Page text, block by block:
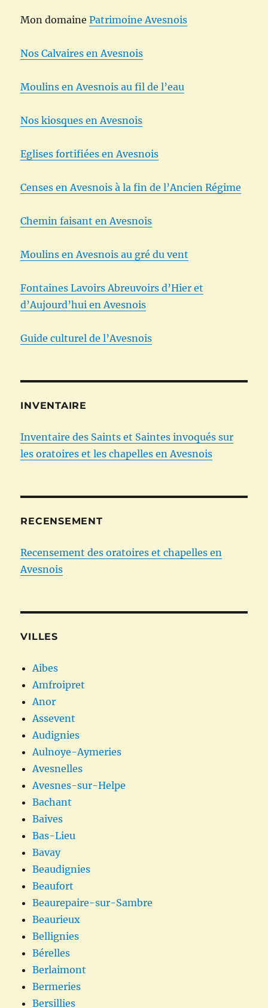
Mon domainePatrimoine Avesnois
Nos Calvaires en Avesnois
Moulins en Avesnois au fil de l’eau
Nos kiosques en Avesnois
Eglises fortifiées en Avesnois
Censes en Avesnois à la fin de l’Ancien Régime
Chemin faisant en Avesnois
Moulins en Avesnois au gré du vent
Fontaines Lavoirs Abreuvoirs d’Hier et
d’Aujourd’hui en Avesnois
Guide culturel de l’Avesnois
INVENTAIRE
Inventaire des Saints et Saintes invoqués sur
les oratoires et les chapelles en Avesnois
RECENSEMENT
Recensement des oratoires et chapelles en
Avesnois
VILLES
Aibes
Amfroipret
Anor
Assevent
Audignies
Aulnoye-Aymeries
Avesnelles
Avesnes-sur-Helpe
Bachant
Baives
Bas-Lieu
Bavay
Beaudignies
Beaufort
Beaurepaire-sur-Sambre
Beaurieux
Bellignies
Bérelles
Berlaimont
Bermeries
Bersillies